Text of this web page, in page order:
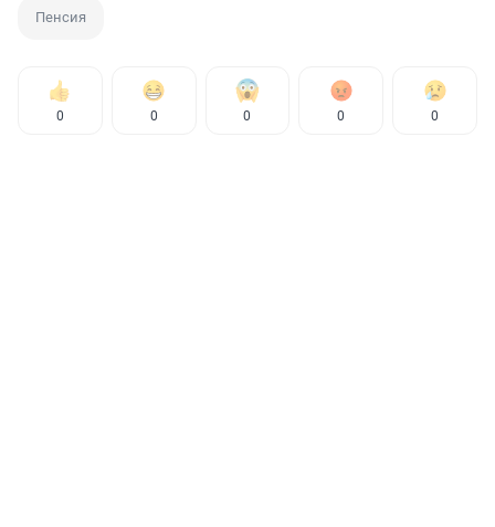
Пенсия
0 0 0 0 0